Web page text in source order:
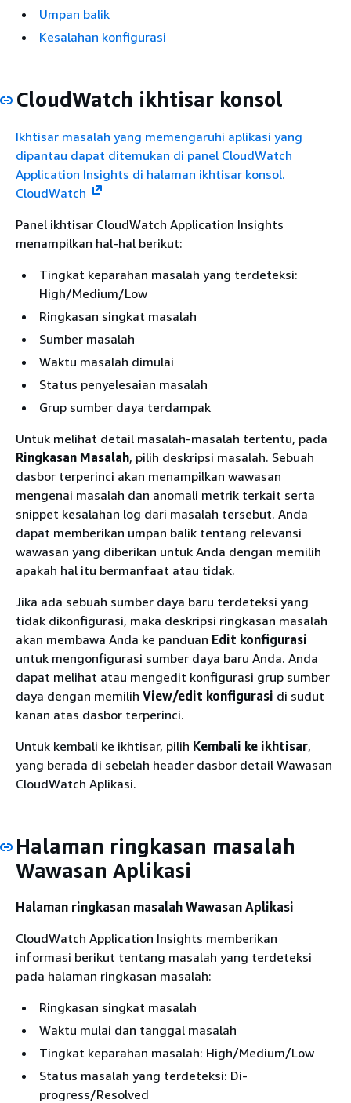
Umpan balik
Kesalahan konfigurasi
CloudWatch ikhtisar konsol
Ikhtisar masalah yang memengaruhi aplikasi yang
dipantau dapat ditemukan di panel CloudWatch
Application Insights di halaman ikhtisar konsol.
CloudWatch
Panel ikhtisar CloudWatch Application Insights
menampilkan hal-hal berikut:
Tingkat keparahan masalah yang terdeteksi:
High/Medium/Low
Ringkasan singkat masalah
Sumber masalah
Waktu masalah dimulai
Status penyelesaian masalah
Grup sumber daya terdampak
Untuk melihat detail masalah-masalah tertentu, pada
Ringkasan Masalah, pilih deskripsi masalah. Sebuah
dasbor terperinci akan menampilkan wawasan
mengenai masalah dan anomali metrik terkait serta
snippet kesalahan log dari masalah tersebut. Anda
dapat memberikan umpan balik tentang relevansi
wawasan yang diberikan untuk Anda dengan memilih
apakah hal itu bermanfaat atau tidak.
Jika ada sebuah sumber daya baru terdeteksi yang
tidak dikonfigurasi, maka deskripsi ringkasan masalah
akan membawa Anda ke panduan Edit konfigurasi
untuk mengonfigurasi sumber daya baru Anda. Anda
dapat melihat atau mengedit konfigurasi grup sumber
daya dengan memilih View/edit konfigurasi di sudut
kanan atas dasbor terperinci.
Untuk kembali ke ikhtisar, pilih Kembali ke ikhtisar,
yang berada di sebelah header dasbor detail Wawasan
CloudWatch Aplikasi.
Halaman ringkasan masalah
Wawasan Aplikasi
Halaman ringkasan masalah Wawasan Aplikasi
CloudWatch Application Insights memberikan
informasi berikut tentang masalah yang terdeteksi
pada halaman ringkasan masalah:
Ringkasan singkat masalah
Waktu mulai dan tanggal masalah
Tingkat keparahan masalah: High/Medium/Low
Status masalah yang terdeteksi: Di‐
progress/Resolved